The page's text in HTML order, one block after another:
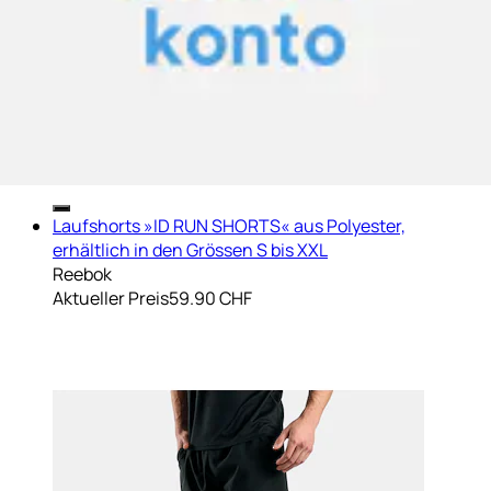
Laufshorts »ID RUN SHORTS« aus Polyester,
erhältlich in den Grössen S bis XXL
Reebok
Aktueller Preis59.90 CHF